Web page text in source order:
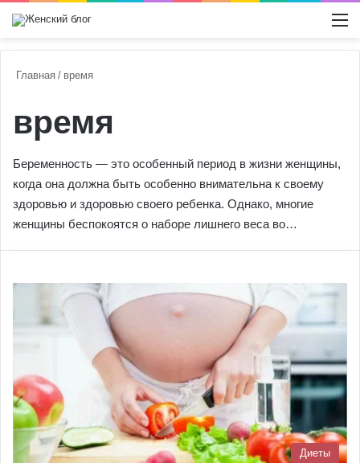
Главная / время
время
Беременность — это особенный период в жизни женщины,
когда она должна быть особенно внимательна к своему
здоровью и здоровью своего ребенка. Однако, многие
женщины беспокоятся о наборе лишнего веса во…
Диеты